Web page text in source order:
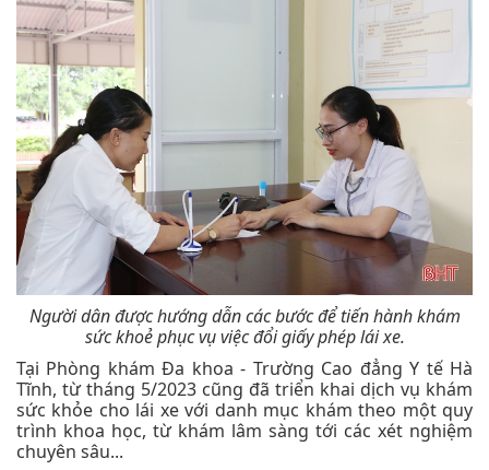
Người dân được hướng dẫn các bước để tiến hành khám
sức khoẻ phục vụ việc đổi giấy phép lái xe.
Tại Phòng khám Đa khoa - Trường Cao đẳng Y tế Hà
Tĩnh, từ tháng 5/2023 cũng đã triển khai dịch vụ khám
sức khỏe cho lái xe với danh mục khám theo một quy
trình khoa học, từ khám lâm sàng tới các xét nghiệm
chuyên sâu...